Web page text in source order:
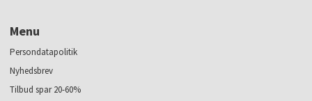
Menu
Persondatapolitik
Nyhedsbrev
Tilbud spar 20-60%